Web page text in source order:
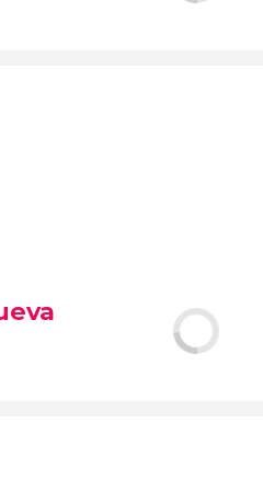
entrada preferente
Foro y Palatino
tour